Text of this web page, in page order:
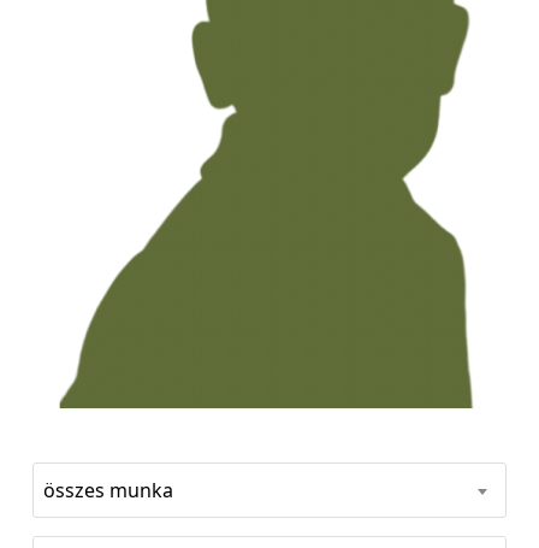
összes munka